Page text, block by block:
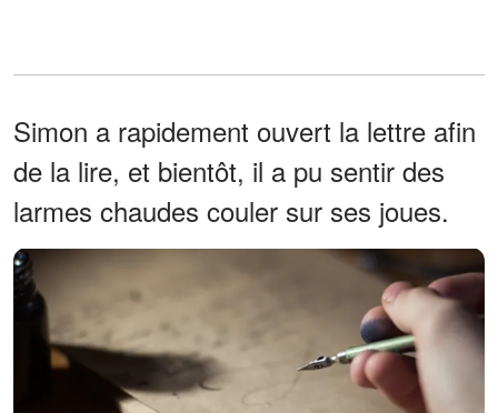
Simon a rapidement ouvert la lettre afin
de la lire, et bientôt, il a pu sentir des
larmes chaudes couler sur ses joues.